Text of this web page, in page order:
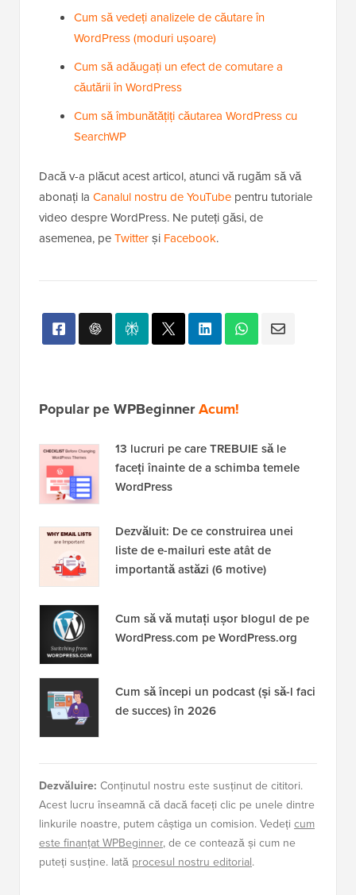
Cum să vedeți analizele de căutare în
WordPress (moduri ușoare)
Cum să adăugați un efect de comutare a
căutării în WordPress
Cum să îmbunătățiți căutarea WordPress cu
SearchWP
Dacă v-a plăcut acest articol, atunci vă rugăm să vă
abonați la Canalul nostru de YouTube pentru tutoriale
video despre WordPress. Ne puteți găsi, de
asemenea, peTwitterși Facebook.
Popular pe WPBeginnerAcum!
13 lucruri pe care TREBUIE să le
faceți înainte de a schimba temele
WordPress
Dezvăluit: De ce construirea unei
liste de e-mailuri este atât de
importantă astăzi (6 motive)
Cum să vă mutați ușor blogul de pe
WordPress.com pe WordPress.org
Cum să începi un podcast (și să-l faci
de succes) în 2026
Dezvăluire: Conținutul nostru este susținut de cititori.
Acest lucru înseamnă că dacă faceți clic pe unele dintre
linkurile noastre, putem câștiga un comision. Vedeți cum
este finanțat WPBeginner, de ce contează și cum ne
puteți susține. Iată procesul nostru editorial.